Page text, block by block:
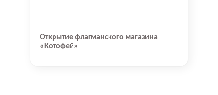
Открытие флагманского магазина
«Котофей»